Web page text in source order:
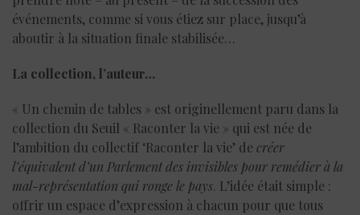
événements, comme si vous étiez sur place, jusqu’à
aboutir à la situation finale stabilisée…
La collection, l’auteur…
« Un chemin de tables » est originellement paru dans la
collection du Seuil « Raconter la vie » qui est née de
l’ambition du collectif ‘Raconter la vie’ de créer
l’équivalent d’un Parlement des invisibles pour remédier à la
mal-représentation qui ronge le pays. L’idée était simple :
offrir un espace d’expression à chacun pour que tous